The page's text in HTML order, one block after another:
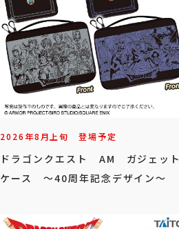
2026年8月上旬 登場予定
ドラゴンクエスト AM ガジェット
ケース ～40周年記念デザイン～